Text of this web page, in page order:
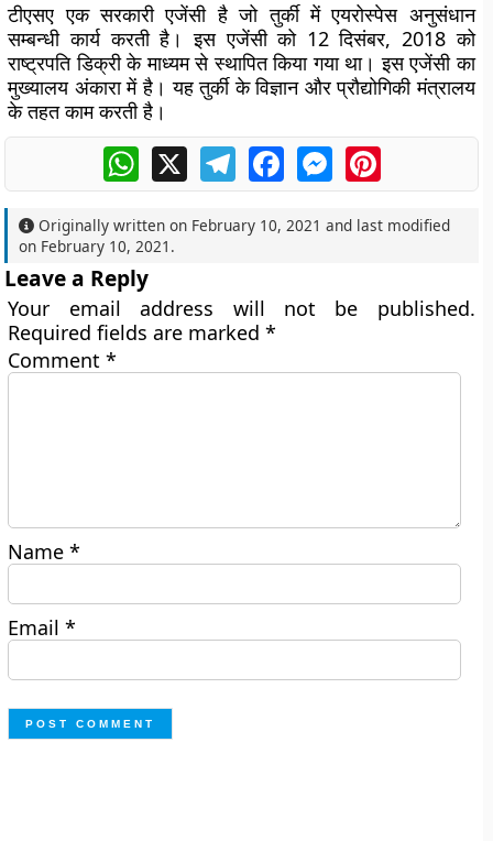
टीएसए एक सरकारी एजेंसी है जो तुर्की में एयरोस्पेस अनुसंधान
सम्बन्धी कार्य करती है। इस एजेंसी को 12 दिसंबर, 2018 को
राष्ट्रपति डिक्री के माध्यम से स्थापित किया गया था। इस एजेंसी का
मुख्यालय अंकारा में है। यह तुर्की के विज्ञान और प्रौद्योगिकी मंत्रालय
के तहत काम करती है।
WhatsApp
X TelegramFacebookMessengerPinterest
Originally written on February 10, 2021 and last modified
on February 10, 2021 .
Leave a Reply
Your email address will not be published.
Required fields are marked*
Comment*
Name*
Email*